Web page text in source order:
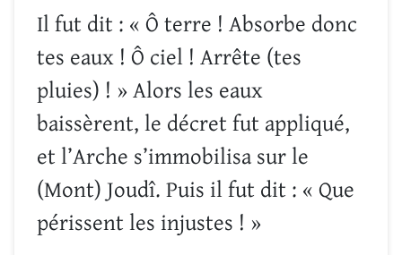
Il fut dit : « Ô terre ! Absorbe donc
tes eaux ! Ô ciel ! Arrête (tes
pluies) ! » Alors les eaux
baissèrent, le décret fut appliqué,
et l’Arche s’immobilisa sur le
(Mont) Joudî. Puis il fut dit : « Que
périssent les injustes ! »